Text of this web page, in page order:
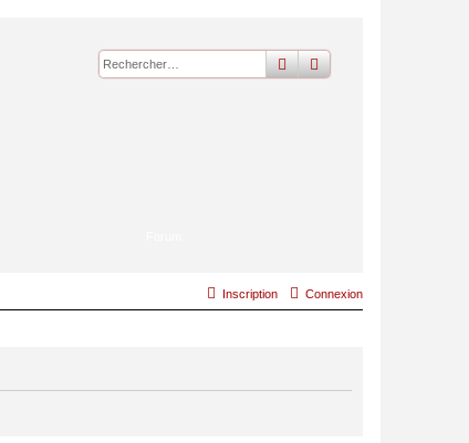
rechercher
recherche
Connexion
Inscription